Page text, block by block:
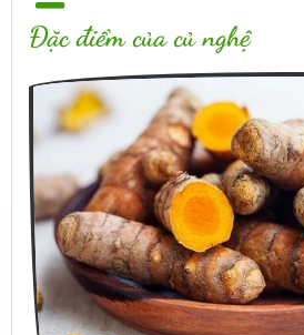
Đặc điểm của củ nghệ